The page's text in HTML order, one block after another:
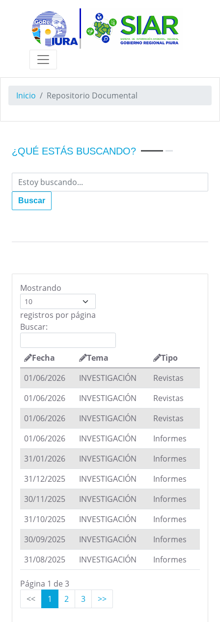
Inicio Repositorio Documental
¿QUÉ ESTÁS BUSCANDO?
Buscar
Mostrando
registros por página
Buscar:
Fecha Tema
Tipo
01/06/2026
INVESTIGACIÓN
Revistas
01/06/2026
INVESTIGACIÓN
Revistas
01/06/2026
INVESTIGACIÓN
Revistas
01/06/2026
INVESTIGACIÓN
Informes
31/01/2026
INVESTIGACIÓN
Informes
31/12/2025
INVESTIGACIÓN
Informes
30/11/2025
INVESTIGACIÓN
Informes
31/10/2025
INVESTIGACIÓN
Informes
30/09/2025
INVESTIGACIÓN
Informes
31/08/2025
INVESTIGACIÓN Informes
Página 1 de 3
<<
1 2 3 >>